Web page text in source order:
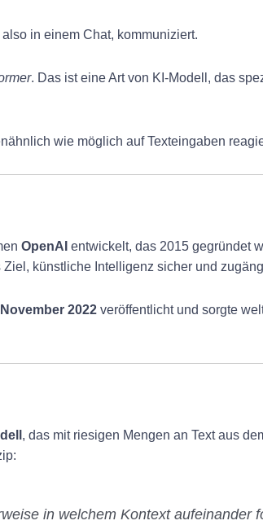
in einem Chat, kommuniziert.
. Das ist eine Art von KI-Modell, das
wie möglich auf Texteingaben
OpenAI entwickelt, das 2015 gegründet
künstliche Intelligenz sicher und
November 2022 veröffentlicht und sorgte
, das mit riesigen Mengen an Text aus
in welchem Kontext aufeinander